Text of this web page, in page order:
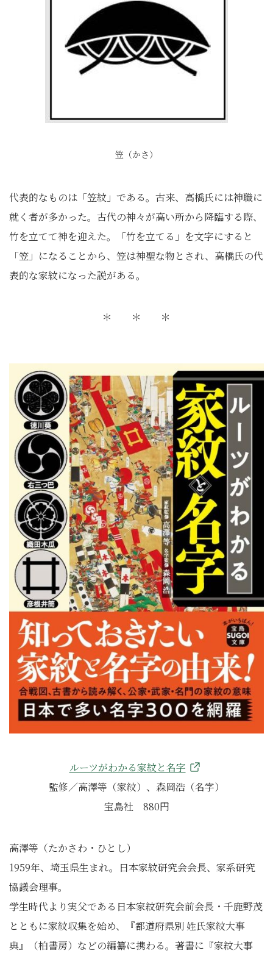
笠（かさ）
代表的なものは「笠紋」である。古来、高橋氏には神職に
就く者が多かった。古代の神々が高い所から降臨する際、
竹を立てて神を迎えた。「竹を立てる」を文字にすると
「笠」になることから、笠は神聖な物とされ、高橋氏の代
表的な家紋になった説がある。
＊ ＊ ＊
ルーツがわかる家紋と名字
監修／高澤等（家紋）、森岡浩（名字）
宝島社 880円
高澤等（たかさわ・ひとし）
1959年、埼玉県生まれ。日本家紋研究会会長、家系研究
協議会理事。
学生時代より実父である日本家紋研究会前会長・千鹿野茂
とともに家紋収集を始め、『都道府県別 姓氏家紋大事
典』（柏書房）などの編纂に携わる。著書に『家紋大事